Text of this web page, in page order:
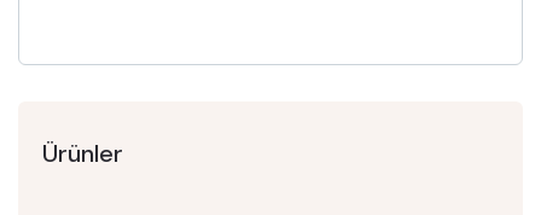
Ürünler